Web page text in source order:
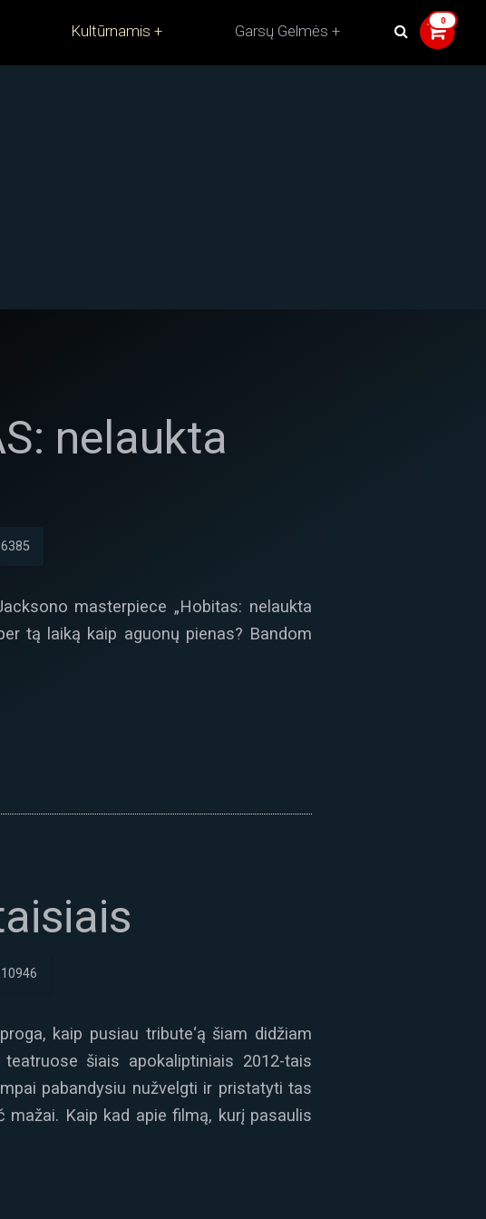
Kultūrnamis Garsų Gelmės
nelaukta
6385
masterpiece „Hobitas: nelaukta
tą laiką kaip aguonų pienas? Bandom
10946
kaip pusiau tribute‘ą šiam didžiam
šiais apokaliptiniais 2012-tais
pabandysiu nužvelgti ir pristatyti tas
Kaip kad apie filmą, kurį pasaulis